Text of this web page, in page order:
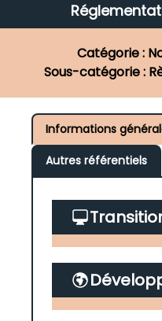
Catégorie :
Sous-catégorie :
Informations
Autres référentiels